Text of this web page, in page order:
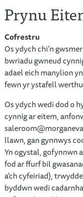
Prynu
Cofrestru
Os ydych chi'n
bwriadu gwneud
adael eich manylion
fewn yr ystafell
Os ydych wedi dod o
cynnig ar eitem,
llawn, gan gynnwys
Yn ogystal, gofynnwn
fod ar ffurf bil
a'ch cyfeiriad),
byddwn wedi